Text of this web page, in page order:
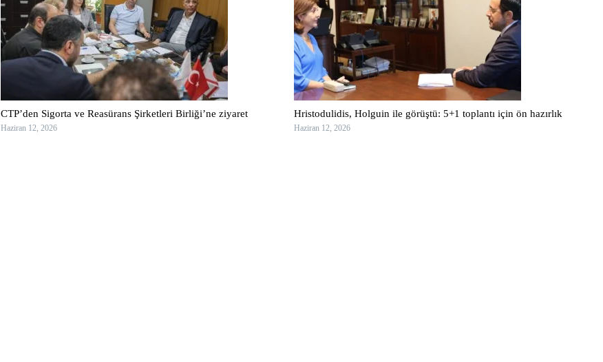
CTP’den Sigorta ve Reasürans Şirketleri Birliği’ne ziyaret
Haziran 12, 2026
Hristodulidis, Holguin ile görüştü: 5+1 toplantı için ön hazırlık
Haziran 12, 2026